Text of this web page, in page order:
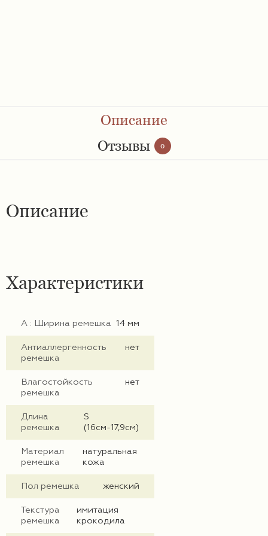
Ремешки 36 мм
Мужские ремешки
Описание
Отзывы
0
Описание
Характеристики
А : Ширина ремешка 14 мм
Антиаллергенность
ремешка
нет
Влагостойкость
ремешка
нет
Длина
ремешка
S
(16см-17,9см)
Материал
ремешка
натуральная
кожа
Пол ремешка женский
Текстура
ремешка
имитация
крокодила